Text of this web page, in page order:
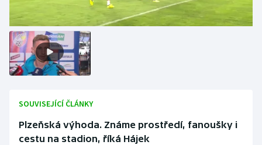
SOUVISEJÍCÍ ČLÁNKY
Plzeňská výhoda. Známe prostředí, fanoušky i
cestu na stadion, říká Hájek